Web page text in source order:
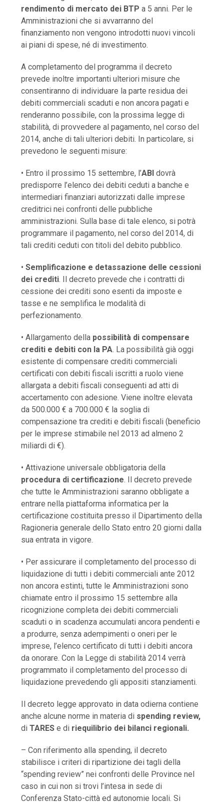
rendimento di mercato dei BTP a 5 anni. Per le
Amministrazioni che si avvarranno del
finanziamento non vengono introdotti nuovi vincoli
ai piani di spese, né di investimento.
A completamento del programma il decreto
prevede inoltre importanti ulteriori misure che
consentiranno di individuare la parte residua dei
debiti commerciali scaduti e non ancora pagati e
renderanno possibile, con la prossima legge di
stabilità, di provvedere al pagamento, nel corso del
2014, anche di tali ulteriori debiti. In particolare, si
prevedono le seguenti misure:
• Entro il prossimo 15 settembre, l’ABI dovrà
predisporre l’elenco dei debiti ceduti a banche e
intermediari finanziari autorizzati dalle imprese
creditrici nei confronti delle pubbliche
amministrazioni. Sulla base di tale elenco, si potrà
programmare il pagamento, nel corso del 2014, di
tali crediti ceduti con titoli del debito pubblico.
•Semplificazione e detassazione delle cessioni
dei crediti. Il decreto prevede che i contratti di
cessione dei crediti sono esenti da imposte e
tasse e ne semplifica le modalità di
perfezionamento.
• Allargamento della possibilità di compensare
crediti e debiti con la PA. La possibilità già oggi
esistente di compensare crediti commerciali
certificati con debiti fiscali iscritti a ruolo viene
allargata a debiti fiscali conseguenti ad atti di
accertamento con adesione. Viene inoltre elevata
da 500.000 € a 700.000 € la soglia di
compensazione tra crediti e debiti fiscali (beneficio
per le imprese stimabile nel 2013 ad almeno 2
miliardi di €).
• Attivazione universale obbligatoria della
procedura di certificazione. Il decreto prevede
che tutte le Amministrazioni saranno obbligate a
entrare nella piattaforma informatica per la
certificazione costituita presso il Dipartimento della
Ragioneria generale dello Stato entro 20 giorni dalla
sua entrata in vigore.
• Per assicurare il completamento del processo di
liquidazione di tutti i debiti commerciali ante 2012
non ancora estinti, tutte le Amministrazioni sono
chiamate entro il prossimo 15 settembre alla
ricognizione completa dei debiti commerciali
scaduti o in scadenza accumulati ancora pendenti e
a produrre, senza adempimenti o oneri per le
imprese, l’elenco certificato di tutti i debiti ancora
da onorare. Con la Legge di stabilità 2014 verrà
programmato il completamento del processo di
liquidazione prevedendo gli appositi stanziamenti.
Il decreto legge approvato in data odierna contiene
anche alcune norme in materia di spending review,
di TARES e di riequilibrio dei bilanci regionali.
– Con riferimento alla spending, il decreto
stabilisce i criteri di ripartizione dei tagli della
“spending review” nei confronti delle Province nel
caso in cui non si trovi l’intesa in sede di
Conferenza Stato-città ed autonomie locali. Si